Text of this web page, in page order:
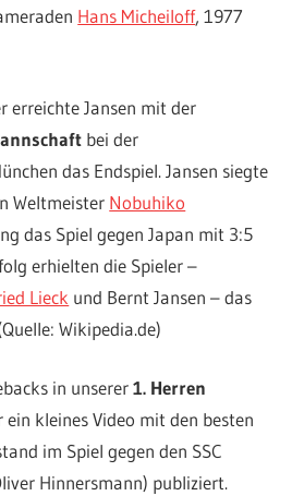
Hans Micheiloff, 1977
erreichte Jansen mit der
bei der
das Endspiel. Jansen siegte
Weltmeister Nobuhiko
das Spiel gegen Japan mit 3:5
erhielten die Spieler –
Lieck und Bernt Jansen – das
Wikipedia.de)
in unserer1. Herren
ein kleines Video mit den besten
im Spiel gegen den SSC
Hinnersmann) publiziert.